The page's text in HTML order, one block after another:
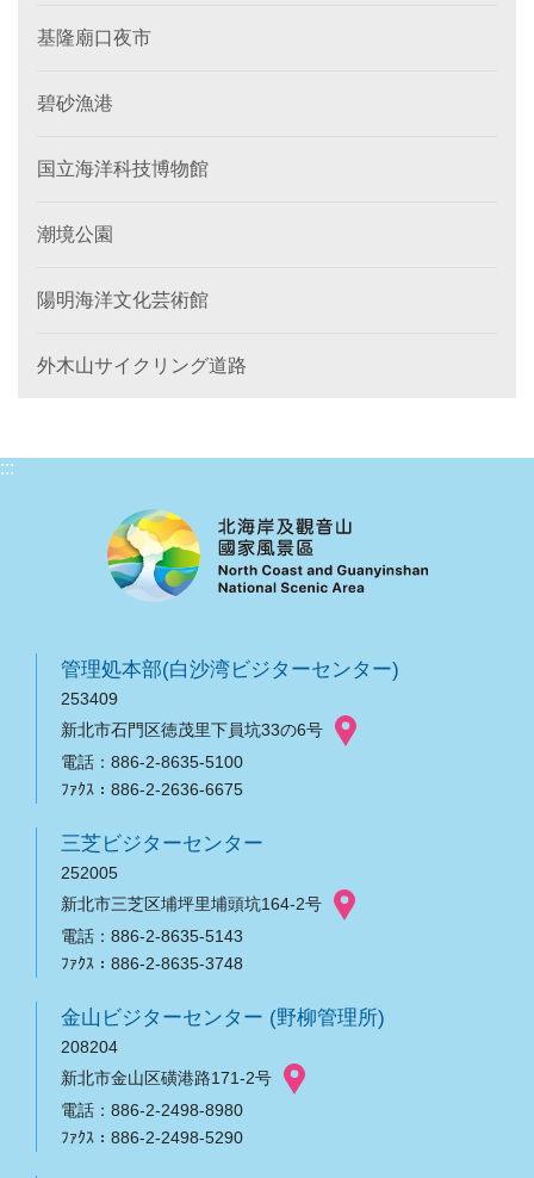
基隆廟口夜市
碧砂漁港
国立海洋科技博物館
潮境公園
陽明海洋文化芸術館
外木山サイクリング道路
:::
管理処本部(白沙湾ビジターセンター)
253409
新北市石門区徳茂里下員坑33の6号
電話：886-2-8635-5100
ﾌｧｸｽ：886-2-2636-6675
三芝ビジターセンター
252005
新北市三芝区埔坪里埔頭坑164-2号
電話：886-2-8635-5143
ﾌｧｸｽ：886-2-8635-3748
金山ビジターセンター (野柳管理所)
208204
新北市金山区磺港路171-2号
電話：886-2-2498-8980
ﾌｧｸｽ：886-2-2498-5290